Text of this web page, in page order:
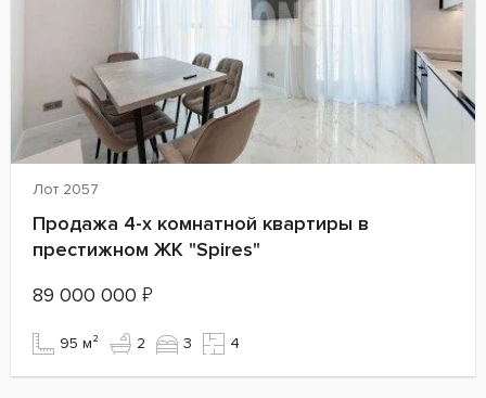
Лот 2057
Продажа 4-х комнатной квартиры в
престижном ЖК "Spires"
89 000 000 ₽
95 м² 2 3 4